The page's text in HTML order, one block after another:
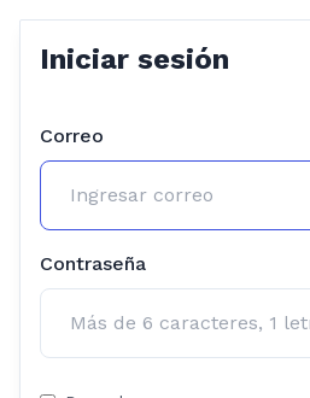
Iniciar sesión
Correo
Contraseña